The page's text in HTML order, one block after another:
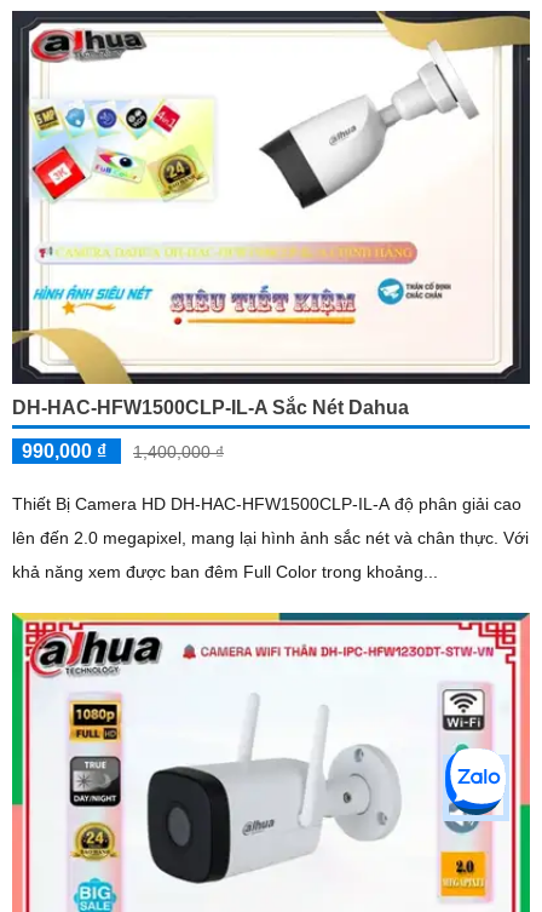
DH-HAC-HFW1500CLP-IL-A Sắc Nét Dahua
990,000 ₫ 1,400,000 ₫
Thiết Bị Camera HD DH-HAC-HFW1500CLP-IL-A độ phân giải cao
lên đến 2.0 megapixel, mang lại hình ảnh sắc nét và chân thực. Với
khả năng xem được ban đêm Full Color trong khoảng...